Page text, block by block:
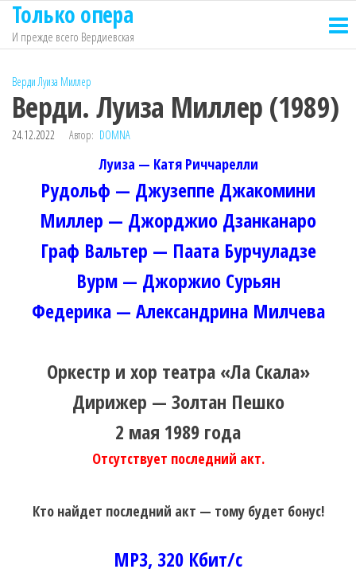
Перейти
содержимому
Только опера
И прежде всего Вердиевская
Верди Луиза Миллер
Верди. Луиза Миллер (1989)
24.12.2022 Автор: DOMNA
Луиза — Катя Риччарелли
Рудольф — Джузеппе Джакомини
Миллер — Джорджио Дзанканаро
Граф Вальтер — Паата Бурчуладзе
Вурм — Джоржио Сурьян
Федерика — Александрина Милчева
Оркестр и хор театра «Ла Скала»
Дирижер — Золтан Пешко
2 мая 1989 года
Отсутствует последний акт.
Кто найдет последний акт — тому будет бонус!
MP3, 320 Кбит/с